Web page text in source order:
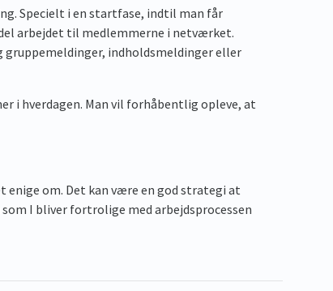
Specielt i en startfase, indtil man får
arbejdet til medlemmerne i netværket.
gruppemeldinger, indholdsmeldinger eller
i hverdagen. Man vil forhåbentlig opleve, at
enige om. Det kan være en god strategi at
I bliver fortrolige med arbejdsprocessen